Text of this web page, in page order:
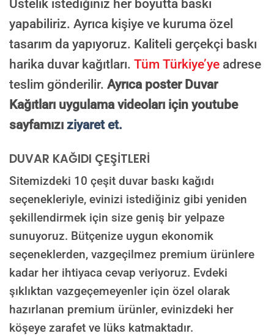
Görseliniz baskıya alınmadan önce ölçüye göre düzenlenmiş son hali
AI TASARIMIYLA SIPARIŞ VER
ONAYINIZDAN SONRA BASKIYA GEÇILECEK
Üstelik istediğiniz her boyutta baskı
yapabiliriz. Ayrıca kişiye ve kuruma özel
tasarım da yapıyoruz. Kaliteli gerçekçi baskı
harika duvar kağıtları. Tüm Türkiye’ye adrese
teslim gönderilir. Ayrıca poster Duvar
Kağıtları uygulama videoları için youtube
sayfamızı ziyaret et.
DUVAR KAĞIDI ÇEŞİTLERİ
Sitemizdeki 10 çeşit duvar baskı kağıdı
seçenekleriyle, evinizi istediğiniz gibi yeniden
şekillendirmek için size geniş bir yelpaze
sunuyoruz. Bütçenize uygun ekonomik
seçeneklerden, vazgeçilmez premium ürünlere
kadar her ihtiyaca cevap veriyoruz. Evdeki
şıklıktan vazgeçemeyenler için özel olarak
hazırlanan premium ürünler, evinizdeki her
köşeye zarafet ve lüks katmaktadır.